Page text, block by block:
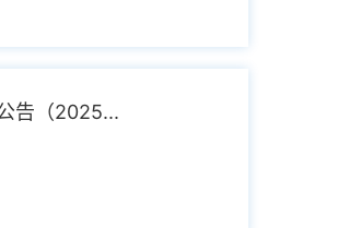
告（2025...